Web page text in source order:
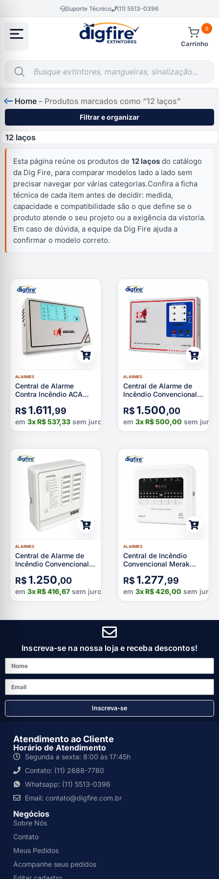
Suporte Técnico (11) 5513-0396
Carrinho
0
Home – Produtos marcados como “12 laços”
Filtrar e organizar
12 laços
Esta página reúne os produtos de 12 laços do catálogo
da Dig Fire, para comparar modelos lado a lado sem
precisar navegar por várias categorias.Confira a ficha
técnica de cada item antes de decidir: medida,
capacidade e compatibilidade são o que define se o
produto atende o seu projeto ou a exigência da vistoria.
Em caso de dúvida, a equipe da Dig Fire ajuda a
confirmar o modelo correto.
ALARMES
Central de Alarme
Contra Incêndio ACA
R$ 1.611,99
em 3xR$537,33 sem juros
ALARMES
Central de Alarme de
Incêndio Convencional
R$ 1.500,00
em 3xR$500,00 sem juros
ALARMES
Central de Alarme de
Incêndio Convencional
R$ 1.250,00
em 3xR$416,67 sem juros
ALARMES
Central de Incêndio
Convencional Merak
R$ 1.277,99
em 3xR$426,00 sem juros
Inscreva-se na nossa loja e receba descontos!
Inscreva-se
Atendimento ao Cliente
Horário de Atendimento
Segunda a sexta: 8:00 às 17:45h
Contato: (11) 2688-7780
Whatsapp: (11) 5513-0396
Email: contato@digfire.com.br
Negócios
Sobre Nós
Contato
Meus Pedidos
Acompanhe seus pedidos